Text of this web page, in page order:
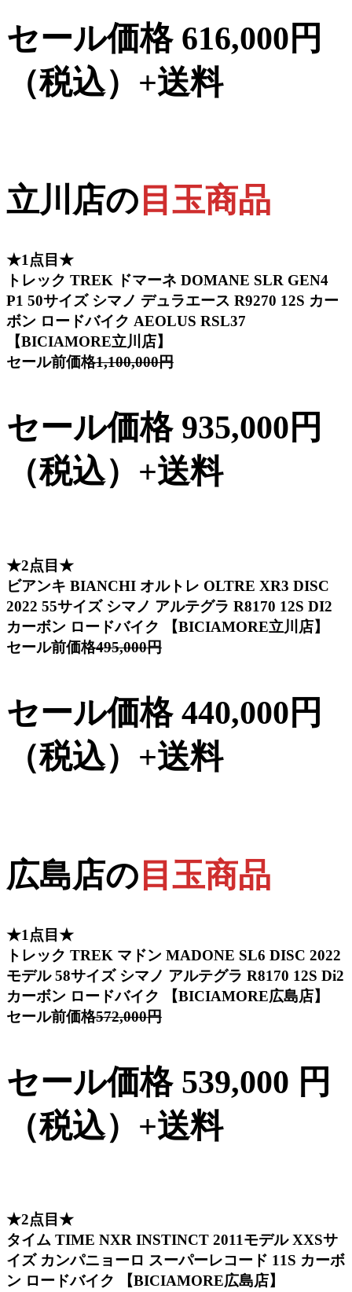
セール価格 616,000円
（税込）+送料
立川店の 目玉商品
★1点目★
トレック TREK ドマーネ DOMANE SLR GEN4
P1 50サイズ シマノ デュラエース R9270 12S カー
ボン ロードバイク AEOLUS RSL37
【BICIAMORE立川店】
セール前価格1,100,000円
セール価格 935,000円
（税込）+送料
★2点目★
ビアンキ BIANCHI オルトレ OLTRE XR3 DISC
2022 55サイズ シマノ アルテグラ R8170 12S DI2
カーボン ロードバイク 【BICIAMORE立川店】
セール前価格495,000円
セール価格 440,000円
（税込）+送料
広島店の 目玉商品
★1点目★
トレック TREK マドン MADONE SL6 DISC 2022
モデル 58サイズ シマノ アルテグラ R8170 12S Di2
カーボン ロードバイク 【BICIAMORE広島店】
セール前価格572,000円
セール価格 539,000 円
（税込）+送料
★2点目★
タイム TIME NXR INSTINCT 2011モデル XXSサ
イズ カンパニョーロ スーパーレコード 11S カーボ
ン ロードバイク 【BICIAMORE広島店】